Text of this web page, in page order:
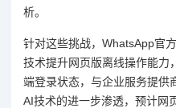
析。
针对这些挑战，WhatsApp官
技术提升网页版离线操作能力
端登录状态，与企业服务提供
AI技术的进一步渗透，预计网